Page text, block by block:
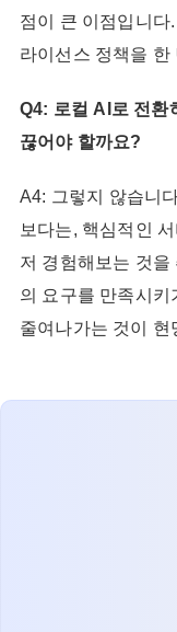
점이 큰 이점입니다
라이선스 정책을 한
Q4: 로컬 AI로 전환
끊어야 할까요?
A4: 그렇지 않습니
보다는, 핵심적인
저 경험해보는 것
의 요구를 만족시키
줄여나가는 것이 현